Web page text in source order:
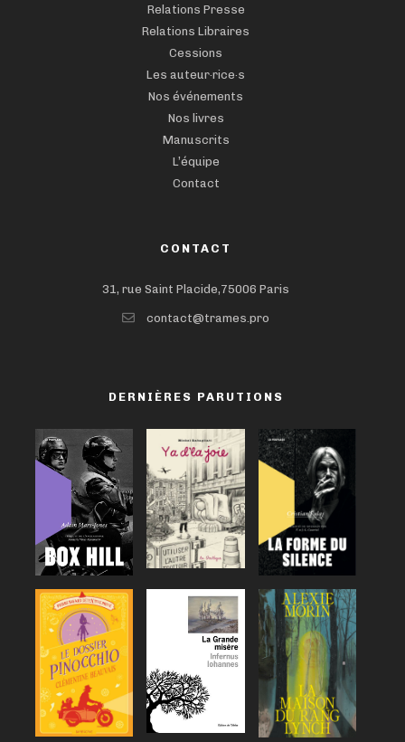
Relations Presse
Relations Libraires
Cessions
Les auteur·rice·s
Nos événements
Nos livres
Manuscrits
L’équipe
Contact
CONTACT
31, rue Saint Placide,75006 Paris
contact@trames.pro
DERNIÈRES PARUTIONS